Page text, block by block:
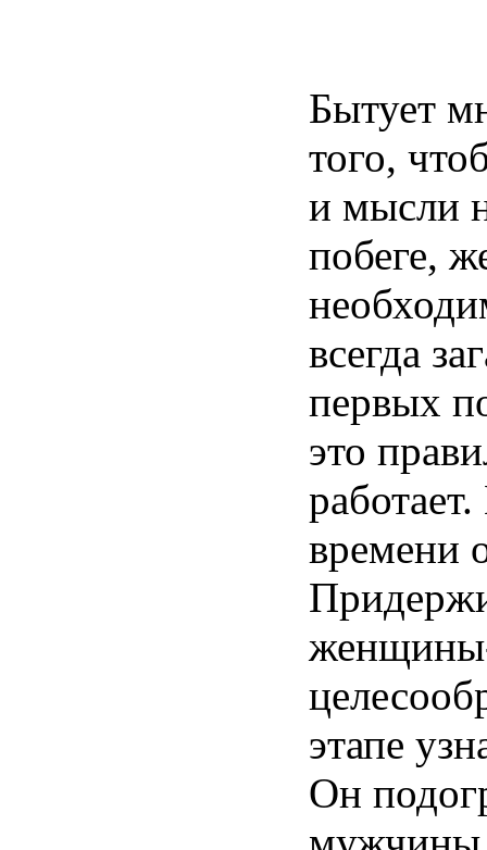
Бытует
того,
и мысли
побеге,
всегда
первых
это
времени
этапе
Он